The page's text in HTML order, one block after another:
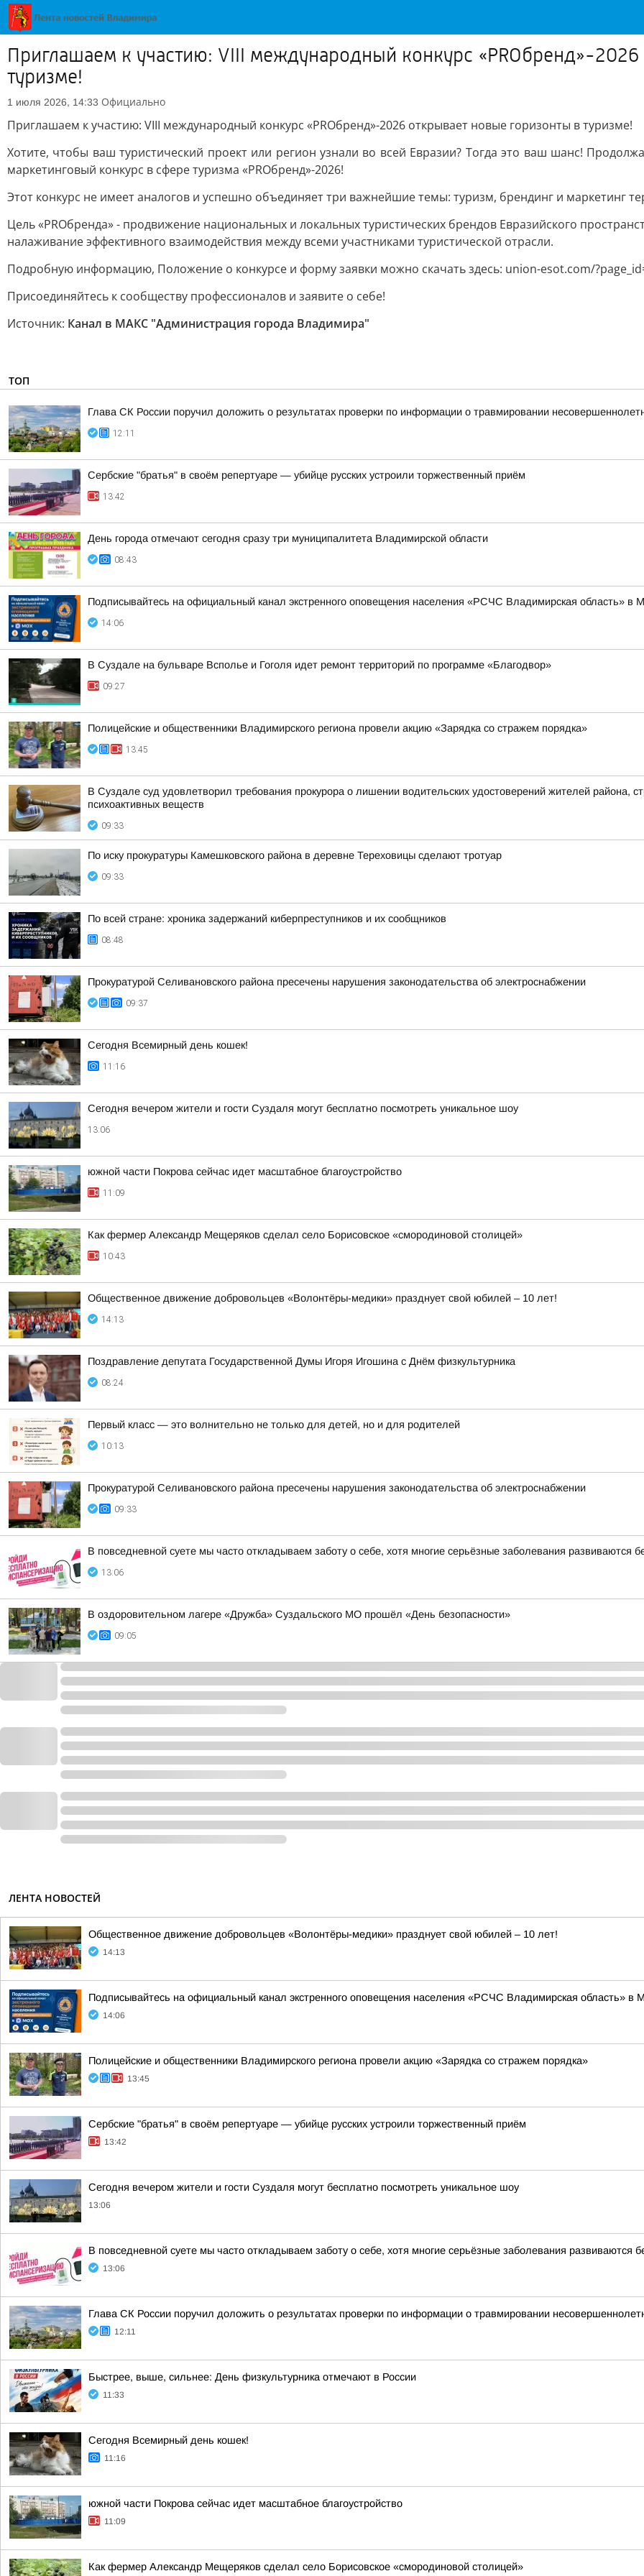
Приглашаем к участию: VIII международный конкурс «PROбренд»-
туризме!
1 июля 2026, 14:33 Официально
Приглашаем к участию: VIII международный конкурс «PROбренд»-2026 открывает новые горизонты в туризме!
Хотите, чтобы ваш туристический проект или регион узнали во всей Евразии? Тогда это ваш шанс!
маркетинговый конкурс в сфере туризма «PROбренд»-2026!
Этот конкурс не имеет аналогов и успешно объединяет три важнейшие темы: туризм, брендинг и маркетинг
Цель «PROбренда» - продвижение национальных и локальных туристических брендов Евразийского
налаживание эффективного взаимодействия между всеми участниками туристической отрасли.
Подробную информацию, Положение о конкурсе и форму заявки можно скачать здесь: union-esot.com/
Присоединяйтесь к сообществу профессионалов и заявите о себе!
Источник: Канал в МАКС "Администрация города Владимира"
ТОП
Глава СК России поручил доложить о результатах проверки по информации о травмировании
12:11
Сербские "братья" в своём репертуаре — убийце русских устроили торжественный приём
13:42
День города отмечают сегодня сразу три муниципалитета Владимирской области
08:43
Подписывайтесь на официальный канал экстренного оповещения населения «РСЧС Владимирская область» в
14:06
В Суздале на бульваре Всполье и Гоголя идет ремонт территорий по программе «Благодвор»
09:27
Полицейские и общественники Владимирского региона провели акцию «Зарядка со стражем порядка»
13:45
В Суздале суд удовлетворил требования прокурора о лишении водительских удостоверений жителей района,
психоактивных веществ
09:33
По иску прокуратуры Камешковского района в деревне Тереховицы сделают тротуар
09:33
По всей стране: хроника задержаний киберпреступников и их сообщников
08:48
Прокуратурой Селивановского района пресечены нарушения законодательства об электроснабжении
09:37
Сегодня Всемирный день кошек!
11:16
Сегодня вечером жители и гости Суздаля могут бесплатно посмотреть уникальное шоу
13:06
южной части Покрова сейчас идет масштабное благоустройство
11:09
Как фермер Александр Мещеряков сделал село Борисовское «смородиновой столицей»
10:43
Общественное движение добровольцев «Волонтёры-медики» празднует свой юбилей – 10 лет!
14:13
Поздравление депутата Государственной Думы Игоря Игошина с Днём физкультурника
08:24
Первый класс — это волнительно не только для детей, но и для родителей
10:13
Прокуратурой Селивановского района пресечены нарушения законодательства об электроснабжении
09:33
В повседневной суете мы часто откладываем заботу о себе, хотя многие серьёзные заболевания развиваются
13:06
В оздоровительном лагере «Дружба» Суздальского МО прошёл «День безопасности»
09:05
ЛЕНТА НОВОСТЕЙ
Общественное движение добровольцев «Волонтёры-медики» празднует свой юбилей – 10 лет!
14:13
Подписывайтесь на официальный канал экстренного оповещения населения «РСЧС Владимирская область» в
14:06
Полицейские и общественники Владимирского региона провели акцию «Зарядка со стражем порядка»
13:45
Сербские "братья" в своём репертуаре — убийце русских устроили торжественный приём
13:42
Сегодня вечером жители и гости Суздаля могут бесплатно посмотреть уникальное шоу
13:06
В повседневной суете мы часто откладываем заботу о себе, хотя многие серьёзные заболевания развиваются
13:06
Глава СК России поручил доложить о результатах проверки по информации о травмировании
12:11
Быстрее, выше, сильнее: День физкультурника отмечают в России
11:33
Сегодня Всемирный день кошек!
11:16
южной части Покрова сейчас идет масштабное благоустройство
11:09
Как фермер Александр Мещеряков сделал село Борисовское «смородиновой столицей»